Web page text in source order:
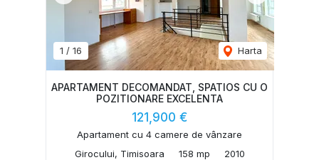
1 / 16 Harta
APARTAMENT DECOMANDAT, SPATIOS CU O
POZITIONARE EXCELENTA
121,900 €
Apartament cu 4 camere de vânzare
Girocului, Timisoara
158 mp 2010